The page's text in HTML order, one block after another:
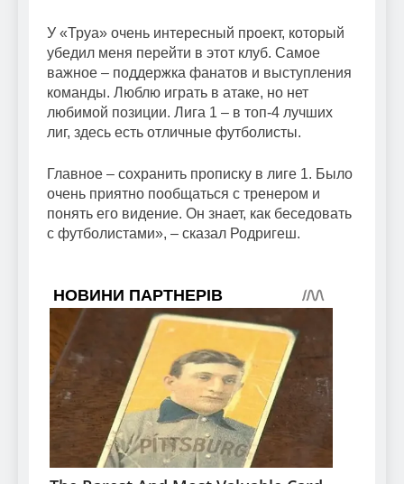
У «Труа» очень интересный проект, который
убедил меня перейти в этот клуб. Самое
важное – поддержка фанатов и выступления
команды. Люблю играть в атаке, но нет
любимой позиции. Лига 1 – в топ-4 лучших
лиг, здесь есть отличные футболисты.
Главное – сохранить прописку в лиге 1. Было
очень приятно пообщаться с тренером и
понять его видение. Он знает, как беседовать
с футболистами», – сказал Родригеш.